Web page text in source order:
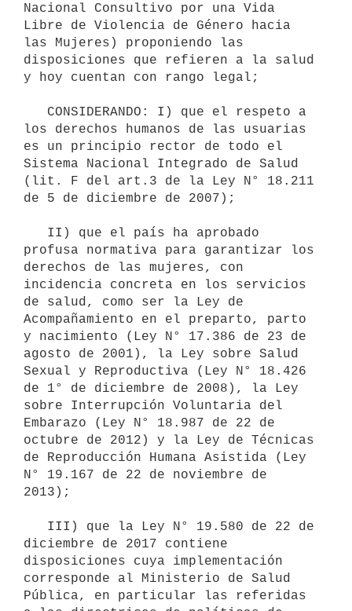
Nacional Consultivo por una Vida
Libre de Violencia de Género hacia
las Mujeres) proponiendo las
disposiciones que refieren a la salud
y hoy cuentan con rango legal;
los derechos humanos de las usuarias
es un principio rector de todo el
Sistema Nacional Integrado de Salud
(lit. F del art.3 de la Ley N° 18.211
de 5 de diciembre de 2007);
profusa normativa para garantizar los
derechos de las mujeres, con
incidencia concreta en los servicios
de salud, como ser la Ley de
Acompañamiento en el preparto, parto
y nacimiento (Ley N° 17.386 de 23 de
agosto de 2001), la Ley sobre Salud
Sexual y Reproductiva (Ley N° 18.426
de 1° de diciembre de 2008), la Ley
sobre Interrupción Voluntaria del
Embarazo (Ley N° 18.987 de 22 de
octubre de 2012) y la Ley de Técnicas
de Reproducción Humana Asistida (Ley
N° 19.167 de 22 de noviembre de
2013);
diciembre de 2017 contiene
disposiciones cuya implementación
corresponde al Ministerio de Salud
Pública, en particular las referidas